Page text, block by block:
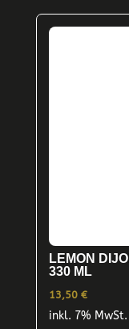
LEMON
330 ML
13,50 €
inkl. 7% MwSt.